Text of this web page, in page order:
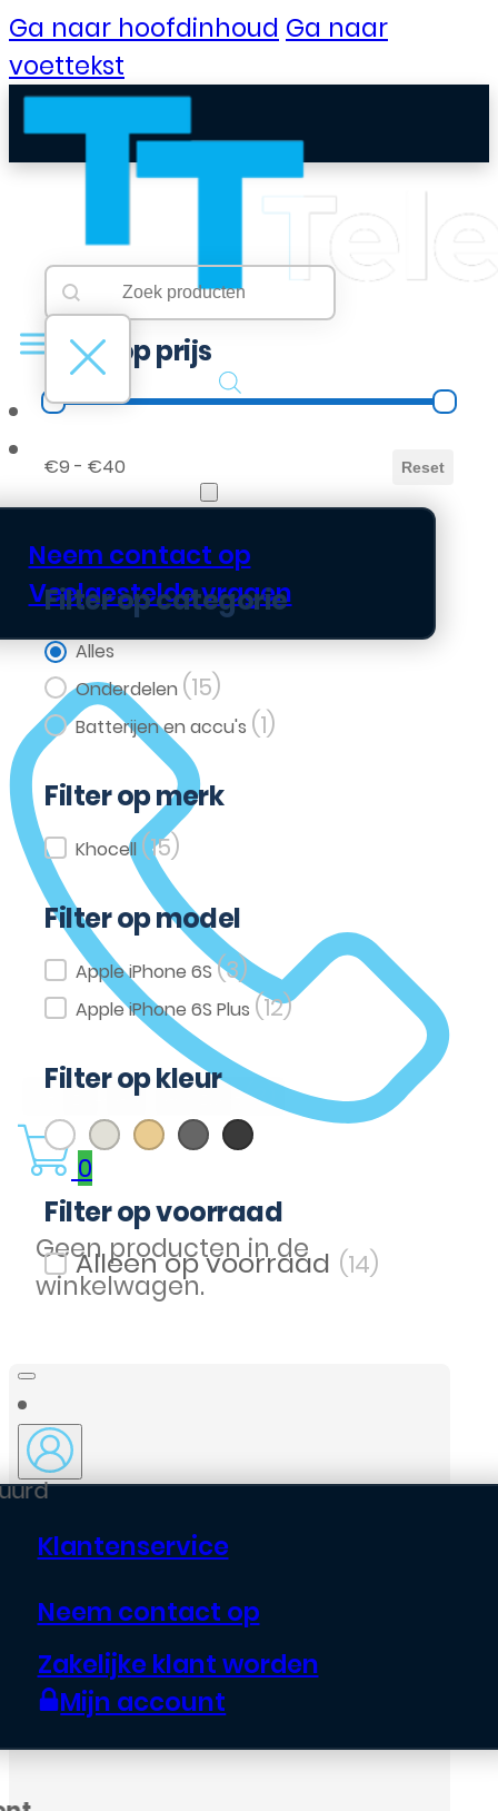
Ga naar hoofdinhoud Ga naar
voettekst
B2B Portaal
Neem contact op
Veelgestelde vragen
0
Geen producten in de
winkelwagen.
Klantenservice
Neem contact op
Zakelijke klant worden
Mijn account
Searchbar
Search content
Filter op prijs
Filter op prijs
€9 - €40 Reset
Filter op categorie
Filter op categorie
Alles
Onderdelen (15)
Batterijen en accu's (1)
Filter op merk
Filter op merk
Khocell (15)
Filter op model
Filter op model
Apple iPhone 6S(3)
Apple iPhone 6S Plus (12)
Filter op kleur
Filter op kleur
(3) (1)
Goud (1) (1) (3)
Filter op voorraad
Filter op voorraad (14)